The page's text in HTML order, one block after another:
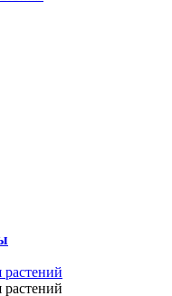
растений
растений